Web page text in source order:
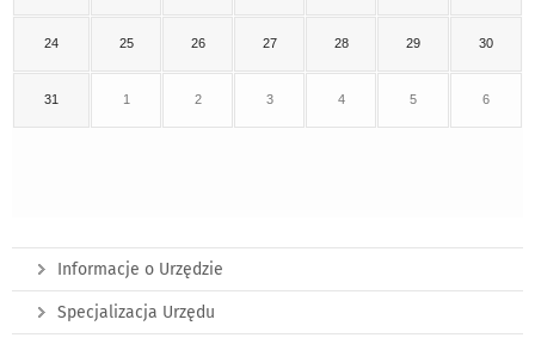
24 25 26 27 28 29 30
31 1 2 3 4 5 6
Informacje o Urzędzie
Specjalizacja Urzędu